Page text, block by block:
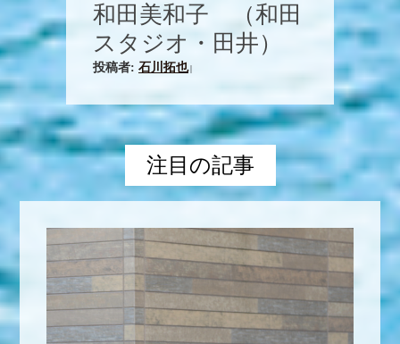
和田美和子 （和田
スタジオ・田井）
投稿者: 石川拓也|
注目の記事